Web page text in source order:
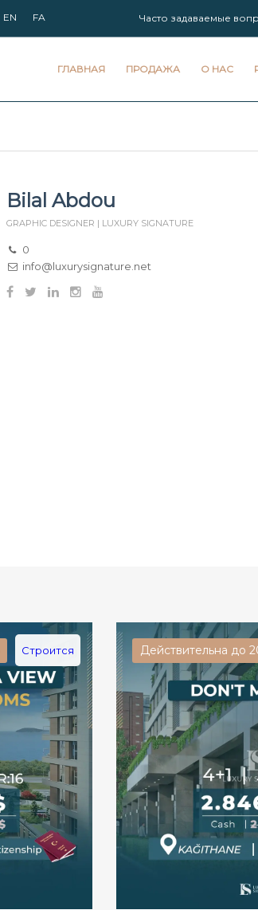
EN FA Часто задаваемые
ГЛАВНАЯ ПРОДАЖА О НАС
Bilal Abdou
GRAPHIC DESIGNER | LUXURY SIGNATURE
0
info@luxurysignature.net
Строится Действительна до